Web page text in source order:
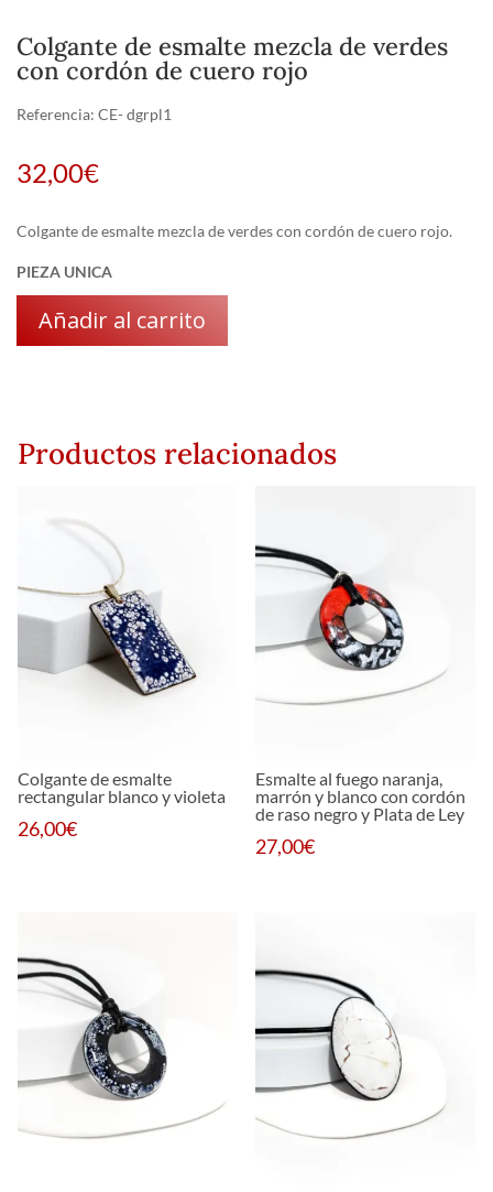
Colgante de esmalte mezcla de verdes
con cordón de cuero rojo
Referencia: CE- dgrpl1
32,00€
Colgante de esmalte mezcla de verdes con cordón de cuero rojo.
PIEZA UNICA
Añadir al carrito
Productos relacionados
Colgante de esmalte
rectangular blanco y violeta
26,00€
Esmalte al fuego naranja,
marrón y blanco con cordón
de raso negro y Plata de Ley
27,00€